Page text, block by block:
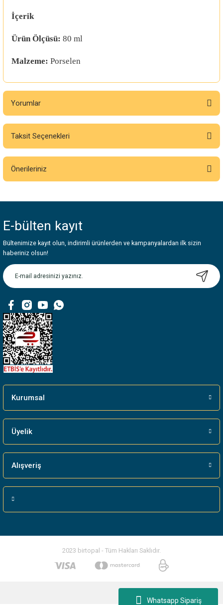
Whatsapp Sipariş
İçerik
Ürün Ölçüsü: 80 ml
Malzeme: Porselen
Yorumlar
Bu ürüne ilk yorumu siz yapın!
Taksit Seçenekleri
Önerileriniz
Görüş ve önerileriniz için teşekkür ederiz.
Ürün resmi kalitesiz, bozuk veya görüntülenemiyor.
Ürün açıklamasında eksik bilgiler bulunuyor.
Ürün bilgilerinde hatalar bulunuyor.
Bu ürüne benzer farklı alternatifler olmalı.
E-bülten kayıt
Bültenimize kayıt olun, indirimli ürünlerden ve kampanyalardan ilk sizin
haberiniz olsun!
Kurumsal
Üyelik
Alışveriş
2023 birtopal - Tüm Hakları Saklıdır.